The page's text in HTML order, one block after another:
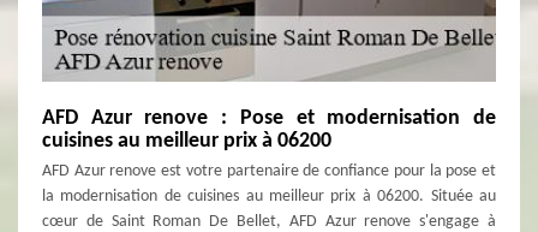
AFD Azur renove : Pose et modernisation de
cuisines au meilleur prix à 06200
AFD Azur renove est votre partenaire de confiance pour la pose et
la modernisation de cuisines au meilleur prix à 06200. Située au
cœur de Saint Roman De Bellet, AFD Azur renove s'engage à